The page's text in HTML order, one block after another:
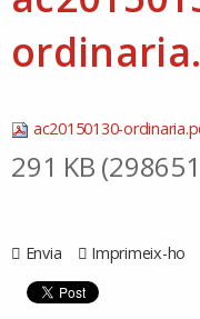
ac20150130-
291 KB
Envia Imprimeix-ho